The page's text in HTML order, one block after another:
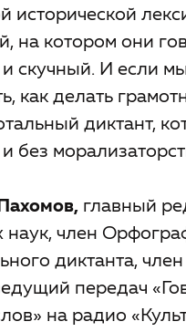
исторической
на котором они
скучный. И если
как делать
диктант,
без
главный
наук, член
диктанта,
передач
на радио